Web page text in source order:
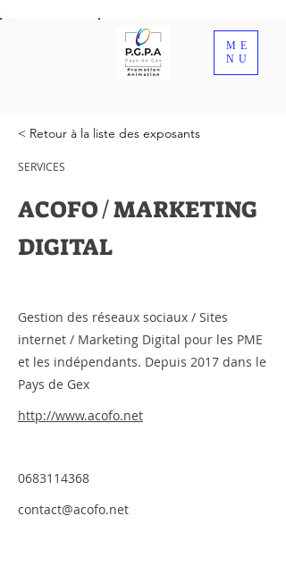
ME
NU
< Retour à la liste des exposants
SERVICES
ACOFO / MARKETING
DIGITAL
Gestion des réseaux sociaux / Sites
internet / Marketing Digital pour les PME
et les indépendants. Depuis 2017 dans le
Pays de Gex
http://www.acofo.net
0683114368
contact@acofo.net